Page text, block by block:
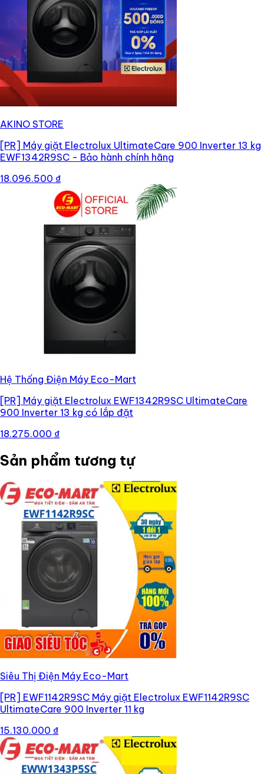
AKINO STORE
[PR] Máy giặt Electrolux UltimateCare 900 Inverter 13 kg
EWF1342R9SC - Bảo hành chính hãng
18.096.500 ₫
Hệ Thống Điện Máy Eco-Mart
[PR] Máy giặt Electrolux EWF1342R9SC UltimateCare
900 Inverter 13 kg có lắp đặt
18.275.000 ₫
Sản phẩm tương tự
Siêu Thị Điện Máy Eco-Mart
[PR] EWF1142R9SC Máy giặt Electrolux EWF1142R9SC
UltimateCare 900 Inverter 11 kg
15.130.000 ₫